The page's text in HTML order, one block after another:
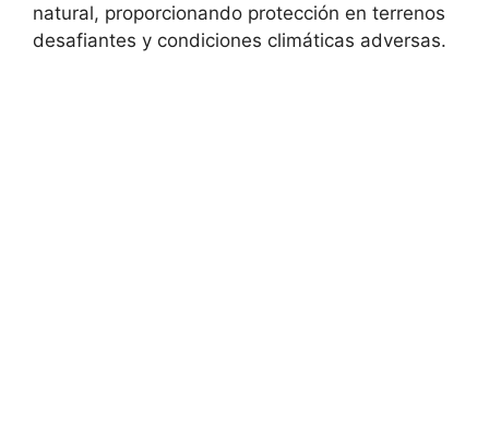
natural, proporcionando protección en terrenos
desafiantes y condiciones climáticas adversas.